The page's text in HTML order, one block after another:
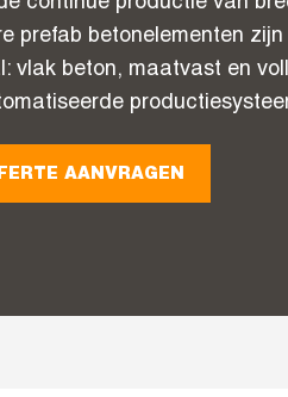
prefab betonelementen
vlak beton, maatvast en
AANVRAGEN